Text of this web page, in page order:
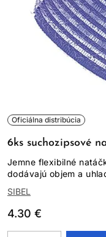
Oficiálna distribúcia
6ks suchozipsové
Jemne flexibilné
dodávajú objem a
SIBEL
4.30 €